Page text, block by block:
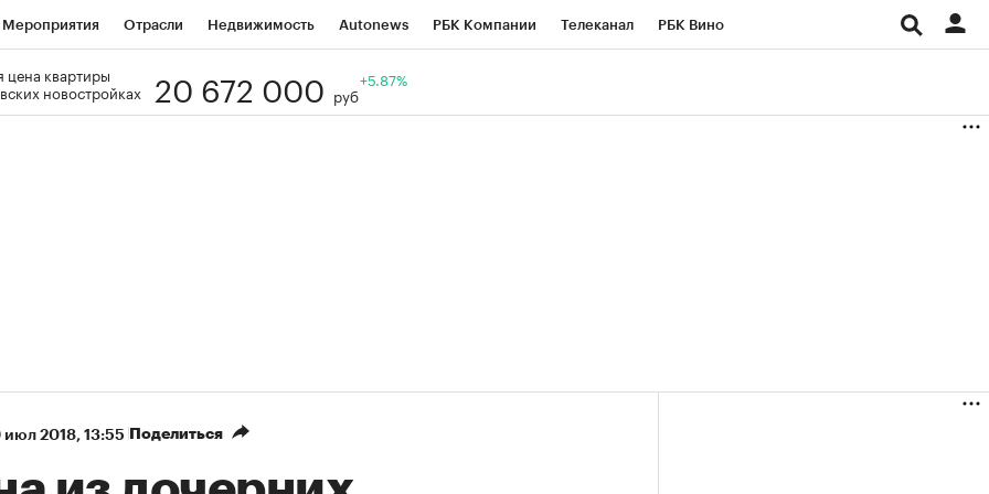
Мероприятия Отрасли Недвижимость Autonews РБК Компании Телеканал РБК Вино
Визионеры
цена квартиры
новостройках
20 672 000 руб
+5.87%
июл 2018, 13:55 Поделиться